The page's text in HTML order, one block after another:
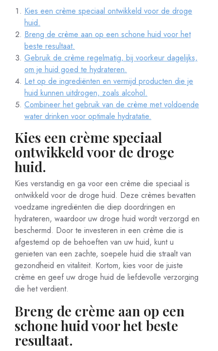
Kies een crème speciaal ontwikkeld voor de droge
huid.
Breng de crème aan op een schone huid voor het
beste resultaat.
Gebruik de crème regelmatig, bij voorkeur dagelijks,
om je huid goed te hydrateren.
Let op de ingrediënten en vermijd producten die je
huid kunnen uitdrogen, zoals alcohol.
Combineer het gebruik van de crème met voldoende
water drinken voor optimale hydratatie.
Kies een crème speciaal
ontwikkeld voor de droge
huid.
Kies verstandig en ga voor een crème die speciaal is
ontwikkeld voor de droge huid. Deze crèmes bevatten
voedzame ingrediënten die diep doordringen en
hydrateren, waardoor uw droge huid wordt verzorgd en
beschermd. Door te investeren in een crème die is
afgestemd op de behoeften van uw huid, kunt u
genieten van een zachte, soepele huid die straalt van
gezondheid en vitaliteit. Kortom, kies voor de juiste
crème en geef uw droge huid de liefdevolle verzorging
die het verdient.
Breng de crème aan op een
schone huid voor het beste
resultaat.